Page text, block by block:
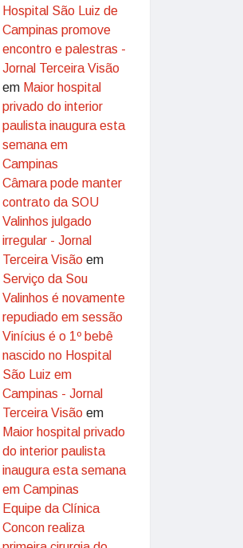
Hospital São Luiz de
Campinas promove
encontro e palestras -
Jornal Terceira Visão
em Maior hospital
privado do interior
paulista inaugura esta
semana em
Campinas
Câmara pode manter
contrato da SOU
Valinhos julgado
irregular - Jornal
Terceira Visão em
Serviço da Sou
Valinhos é novamente
repudiado em sessão
Vinícius é o 1º bebê
nascido no Hospital
São Luiz em
Campinas - Jornal
Terceira Visão em
Maior hospital privado
do interior paulista
inaugura esta semana
em Campinas
Equipe da Clínica
Concon realiza